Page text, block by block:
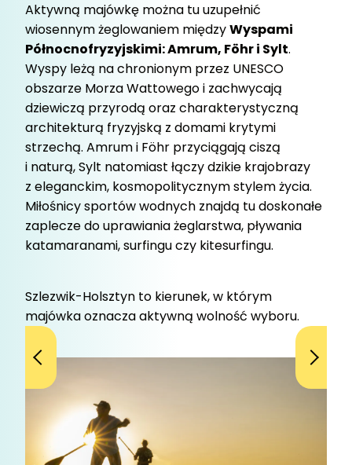
Aktywną majówkę można tu uzupełnić
wiosennym żeglowaniem międzyWyspami
Północnofryzyjskimi: Amrum, Föhr i Sylt.
Wyspy leżą na chronionym przez UNESCO
obszarze Morza Wattowego i zachwycają
dziewiczą przyrodą oraz charakterystyczną
architekturą fryzyjską z domami krytymi
strzechą. Amrum i Föhr przyciągają ciszą
i naturą, Sylt natomiast łączy dzikie krajobrazy
z eleganckim, kosmopolitycznym stylem życia.
Miłośnicy sportów wodnych znajdą tu doskonałe
zaplecze do uprawiania żeglarstwa, pływania
katamaranami, surfingu czy kitesurfingu.
Szlezwik-Holsztyn to kierunek, w którym
majówka oznacza aktywną wolność wyboru.